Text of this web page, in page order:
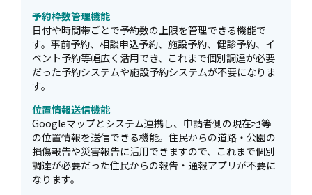
予約枠数管理機能
日付や時間帯ごとで予約数の上限を管理できる機能で
す。事前予約、相談申込予約、施設予約、健診予約、イ
ベント予約等幅広く活用でき、これまで個別調達が必要
だった予約システムや施設予約システムが不要になりま
す。
位置情報送信機能
Googleマップとシステム連携し、申請者側の現在地等
の位置情報を送信できる機能。住民からの道路・公園の
損傷報告や災害報告に活用できますので、これまで個別
調達が必要だった住民からの報告・通報アプリが不要に
なります。